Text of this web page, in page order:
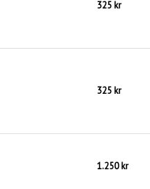
325 kr
325 kr
1.250 kr